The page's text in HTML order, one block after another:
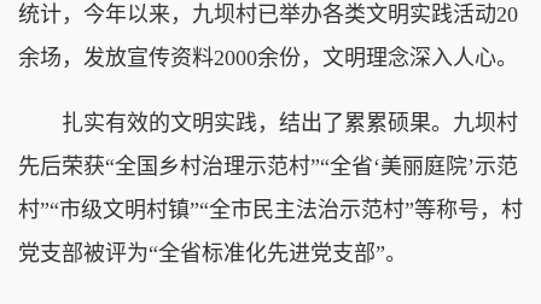
统计，今年以来，九坝村已举办各类文明实践活动20
余场，发放宣传资料2000余份，文明理念深入人心。
扎实有效的文明实践，结出了累累硕果。九坝村
先后荣获“全国乡村治理示范村”“全省‘美丽庭院’示范
村”“市级文明村镇”“全市民主法治示范村”等称号，村
党支部被评为“全省标准化先进党支部”。